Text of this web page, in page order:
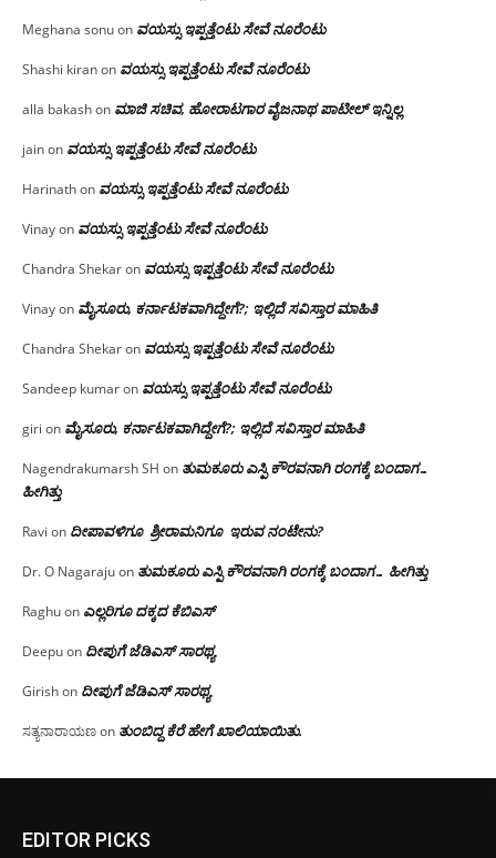
Meghana sonuon ವಯಸ್ಸು ಇಪ್ಪತ್ತೆಂಟು ಸೇವೆ ನೂರೆಂಟು
Shashi kiranon ವಯಸ್ಸು ಇಪ್ಪತ್ತೆಂಟು ಸೇವೆ ನೂರೆಂಟು
alla bakashon ಮಾಜಿ ಸಚಿವ, ಹೋರಾಟಗಾರ ವೈಜನಾಥ ಪಾಟೀಲ್ ಇನ್ನಿಲ್ಲ
jainon ವಯಸ್ಸು ಇಪ್ಪತ್ತೆಂಟು ಸೇವೆ ನೂರೆಂಟು
Harinathon ವಯಸ್ಸು ಇಪ್ಪತ್ತೆಂಟು ಸೇವೆ ನೂರೆಂಟು
Vinayon ವಯಸ್ಸು ಇಪ್ಪತ್ತೆಂಟು ಸೇವೆ ನೂರೆಂಟು
Chandra Shekaron ವಯಸ್ಸು ಇಪ್ಪತ್ತೆಂಟು ಸೇವೆ ನೂರೆಂಟು
Vinayon ಮೈಸೂರು, ಕರ್ನಾಟಕವಾಗಿದ್ದೇಗೆ?; ಇಲ್ಲಿದೆ ಸವಿಸ್ತಾರ ಮಾಹಿತಿ
Chandra Shekaron ವಯಸ್ಸು ಇಪ್ಪತ್ತೆಂಟು ಸೇವೆ ನೂರೆಂಟು
Sandeep kumaron ವಯಸ್ಸು ಇಪ್ಪತ್ತೆಂಟು ಸೇವೆ ನೂರೆಂಟು
giri on ಮೈಸೂರು, ಕರ್ನಾಟಕವಾಗಿದ್ದೇಗೆ?; ಇಲ್ಲಿದೆ ಸವಿಸ್ತಾರ ಮಾಹಿತಿ
Nagendrakumarsh SH on ತುಮಕೂರು ಎಸ್ಪಿ ಕೌರವನಾಗಿ ರಂಗಕ್ಕೆ ಬಂದಾಗ…
ಹೀಗಿತ್ತು
Ravi on ದೀಪಾವಳಿಗೂ ಶ್ರೀರಾಮನಿಗೂ ಇರುವ ನಂಟೇನು?
Dr. O Nagarajuon ತುಮಕೂರು ಎಸ್ಪಿ ಕೌರವನಾಗಿ ರಂಗಕ್ಕೆ ಬಂದಾಗ… ಹೀಗಿತ್ತು
Raghuon ಎಲ್ಲರಿಗೂ ದಕ್ಕದ ಕೆಬಿಎಸ್
Deepuon ದೀಪುಗೆ ಜೆಡಿಎಸ್ ಸಾರಥ್ಯ
Girishon ದೀಪುಗೆ ಜೆಡಿಎಸ್ ಸಾರಥ್ಯ
ಸತ್ಯನಾರಾಯಣon ತುಂಬಿದ್ದ ಕೆರೆ ಹೇಗೆ ಖಾಲಿಯಾಯಿತು.
EDITOR PICKS